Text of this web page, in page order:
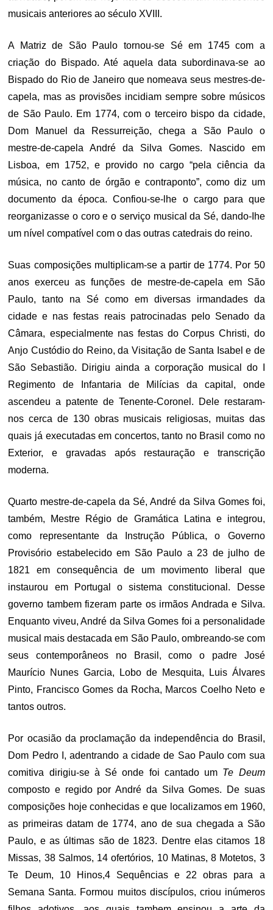
musicais anteriores ao século XVIII.
A Matriz de São Paulo tornou-se Sé em 1745 com a
criação do Bispado. Até aquela data subordinava-se ao
Bispado do Rio de Janeiro que nomeava seus mestres-de-
capela, mas as provisões incidiam sempre sobre músicos
de São Paulo. Em 1774, com o terceiro bispo da cidade,
Dom Manuel da Ressurreição, chega a São Paulo o
mestre-de-capela André da Silva Gomes. Nascido em
Lisboa, em 1752, e provido no cargo “pela ciência da
música, no canto de órgão e contraponto”, como diz um
documento da época. Confiou-se-lhe o cargo para que
reorganizasse o coro e o serviço musical da Sé, dando-Ihe
um nível compatível com o das outras catedrais do reino.
Suas composições multiplicam-se a partir de 1774. Por 50
anos exerceu as funções de mestre-de-capela em São
Paulo, tanto na Sé como em diversas irmandades da
cidade e nas festas reais patrocinadas pelo Senado da
Câmara, especialmente nas festas do Corpus Christi, do
Anjo Custódio do Reino, da Visitação de Santa Isabel e de
São Sebastião. Dirigiu ainda a corporação musical do I
Regimento de Infantaria de Milícias da capital, onde
ascendeu a patente de Tenente-Coronel. Dele restaram-
nos cerca de 130 obras musicais religiosas, muitas das
quais já executadas em concertos, tanto no Brasil como no
Exterior, e gravadas após restauração e transcrição
moderna.
Quarto mestre-de-capela da Sé, André da Silva Gomes foi,
também, Mestre Régio de Gramática Latina e integrou,
como representante da Instrução Pública, o Governo
Provisório estabelecido em São Paulo a 23 de julho de
1821 em consequência de um movimento liberal que
instaurou em Portugal o sistema constitucional. Desse
governo tambem fizeram parte os irmãos Andrada e Silva.
Enquanto viveu, André da Silva Gomes foi a personalidade
musical mais destacada em São Paulo, ombreando-se com
seus contemporâneos no Brasil, como o padre José
Maurício Nunes Garcia, Lobo de Mesquita, Luis Álvares
Pinto, Francisco Gomes da Rocha, Marcos Coelho Neto e
tantos outros.
Por ocasião da proclamação da independência do Brasil,
Dom Pedro I, adentrando a cidade de Sao Paulo com sua
comitiva dirigiu-se à Sé onde foi cantado um Te Deum
composto e regido por André da Silva Gomes. De suas
composições hoje conhecidas e que localizamos em 1960,
as primeiras datam de 1774, ano de sua chegada a São
Paulo, e as últimas são de 1823. Dentre elas citamos 18
Missas, 38 Salmos, 14 ofertórios, 10 Matinas, 8 Motetos, 3
Te Deum, 10 Hinos,4 Sequências e 22 obras para a
Semana Santa. Formou muitos discípulos, criou inúmeros